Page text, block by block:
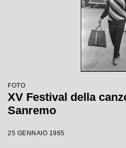
FOTO
XV Festival della
Sanremo
25 GENNAIO 1965